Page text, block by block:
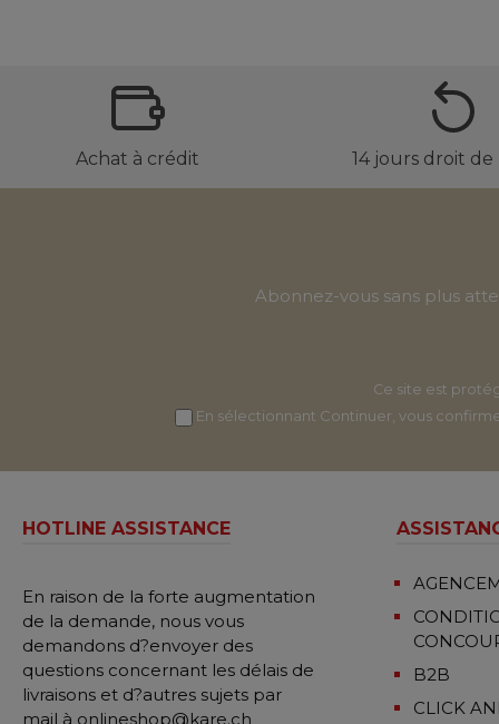
Achat à crédit 14 jours droit
Abonnez-vous sans plus
Ce site est
En sélectionnant Continuer, vous
HOTLINE ASSISTANCE
En raison de la forte augmentation
de la demande, nous vous
demandons d?envoyer des
questions concernant les délais de
livraisons et d?autres sujets par
mail à onlineshop@kare.ch
B2B
CLICK